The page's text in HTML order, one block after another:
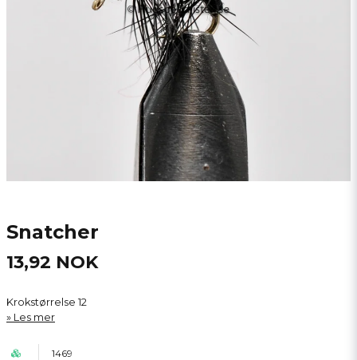
Snatcher
13,92 NOK
Krokstørrelse 12
Les mer
1469